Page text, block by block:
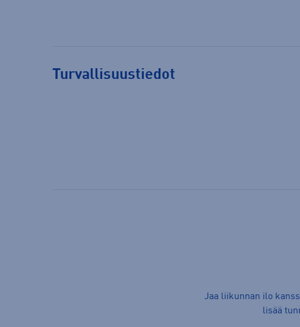
Turvallisuustiedot
Jaa liikunnan ilo
lisää